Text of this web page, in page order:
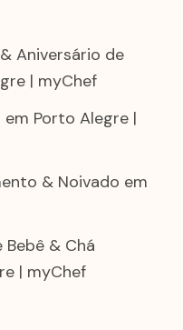
Aniversário de
| myChef
em Porto Alegre |
& Noivado em
Bebê & Chá
| myChef